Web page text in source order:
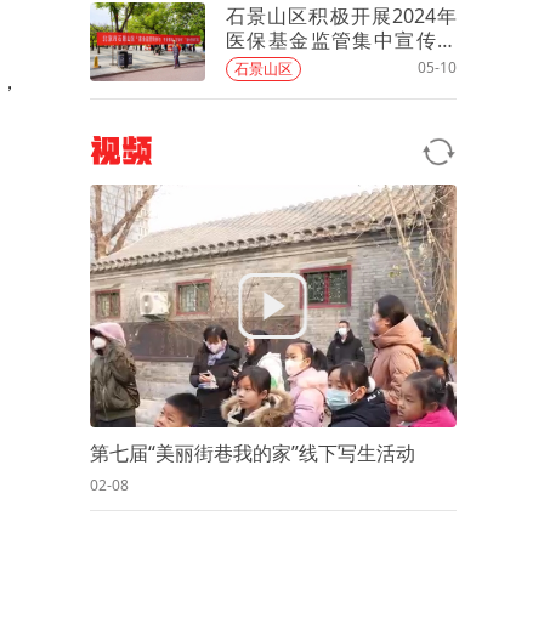
石景山区积极开展2024年
医保基金监管集中宣传月
活动
石景山区 05-10
视频
第七届“美丽街巷我的家”线下写生活动
02-08